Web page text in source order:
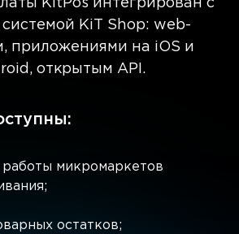
KitPos интегрирован с
KiT Shop: web-
приложениями на iOS и
открытым API.
микромаркетов
остатков;